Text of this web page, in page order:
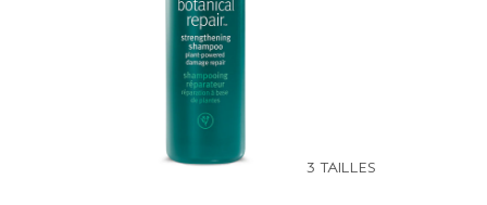
3 TAILLES